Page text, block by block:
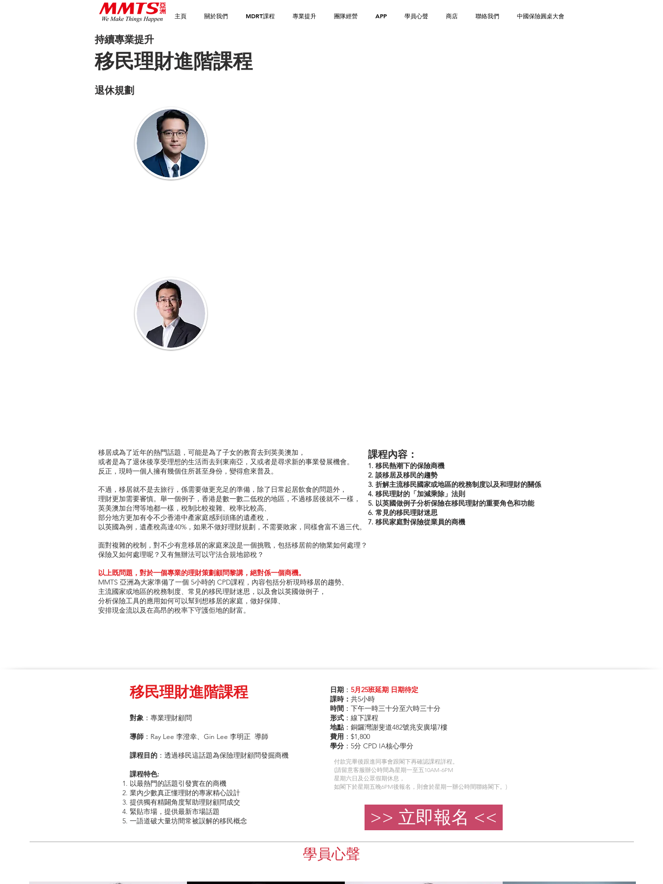
主頁 關於我們 MDRT課程 專業提升 團隊經營 APP 學員心聲 商店 聯絡我們 中國保險圓桌大會
持續專業提升
移民理財進階課程
退休規劃
移居成為了近年的熱門話題，可能是為了子女的教育去到英美澳加，
或者是為了退休後享受理想的生活而去到東南亞，又或者是尋求新的事業發展機會。
反正，現時一個人擁有幾個住所甚至身份，變得愈來普及。
不過，移居就不是去旅行，係需要做更充足的準備，除了日常起居飲食的問題外，
理財更加需要審慎。舉一個例子，香港是數一數二低稅的地區，不過移居後就不一樣，
英美澳加台灣等地都一樣，稅制比較複雜、稅率比較高、
部分地方更加有令不少香港中產家庭感到頭痛的遺產稅，
以英國為例，遺產稅高達40%，如果不做好理財規劃，不需要敗家，同樣會富不過三代。
面對複雜的稅制，對不少有意移居的家庭來說是一個挑戰，包括移居前的物業如何處理？
保險又如何處理呢？又有無辦法可以守法合規地節稅？
以上既問題，對於一個專業的理財策劃顧問黎講，絕對係一個商機。
MMTS 亞洲為大家準備了一個 5小時的 CPD課程，內容包括分析現時移居的趨勢、
主流國家或地區的稅務制度、常見的移民理財迷思，以及會以英國做例子，
分析保險工具的應用如何可以幫到想移居的家庭，做好保障、
安排現金流以及在高昂的稅率下守護佢地的財富。
課程內容：
1. 移民熱潮下的保險商機
2. 談移居及移民的趨勢
3. 折解主流移民國家或地區的稅務制度以及和理財的關係
4. 移民理財的「加減乘除」法則
5. 以英國做例子分析保險在移民理財的重要角色和功能
6. 常見的移民理財迷思
7. 移民家庭對保險從業員的商機
移民理財進階課程
對象 ：專業理財顧問
導師 ：Ray Lee 李澄幸、Gin Lee 李明正 導師
課程目的 ：透過移民這話題為保險理財顧問發掘商機
課程特色:
以最熱門的話題引發實在的商機
業內少數真正懂理財的專家精心設計
提供獨有精闢角度幫助理財顧問成交
緊貼市場，提供最新市場話題
一語道破大量坊間常被誤解的移民概念
日期 ： 5月25班延期 日期待定
課時： 共5小時
時間 ：下午一時三十分至六時三十分
形式 ：線下課程
​地點 ：銅鑼灣謝斐道482號兆安廣場7樓
費用 ：$1,800
學分 ：5分 CPD IA核心學分
付款完畢後跟進同事會跟閣下再確認課程詳程。
(請留意客服辦公時間為星期一至五10AM-6PM
星期六日及公眾假期休息，
如閣下於星期五晚6PM後報名，則會於星期一辦公時間聯絡閣下。)
>> 立即報名 <<
學員心聲